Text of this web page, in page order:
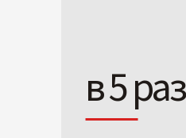
в 5 раз